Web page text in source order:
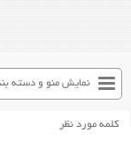
نمایش منو و دسته